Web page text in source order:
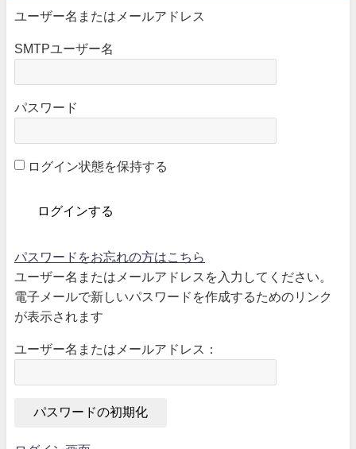
ユーザー名またはメールアドレス
SMTPユーザー名
パスワード
ログイン状態を保持する
パスワードをお忘れの方はこちら
ユーザー名またはメールアドレスを入力してください。
電子メールで新しいパスワードを作成するためのリンク
が表示されます
ユーザー名またはメールアドレス：